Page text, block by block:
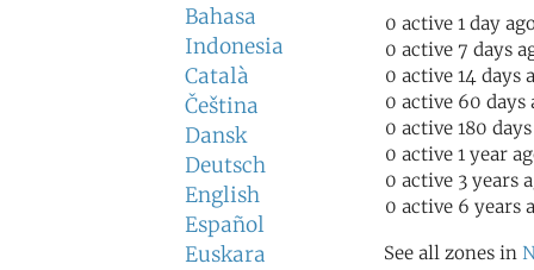
Bahasa
Indonesia
Català
Čeština
Dansk
Deutsch
English
Español
Euskara
0 active 1 day
0 active 7 days
0 active 14 days
0 active 60 days
0 active 180
0 active 1 year
0 active 3 years
0 active 6 years
See all zones in